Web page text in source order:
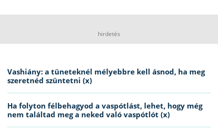
hirdetés
Vashiány: a tüneteknél mélyebbre kell ásnod, ha meg
szeretnéd szüntetni (x)
Ha folyton félbehagyod a vaspótlást, lehet, hogy még
nem találtad meg a neked való vaspótlót (x)